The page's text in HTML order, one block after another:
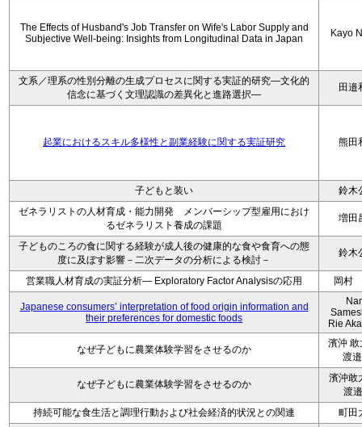
The Effects of Husband's Job Transfer on Wife's Labor Supply and
Subjective Well-being: Insights from Longitudinal Data in Japan
Kayo
文系／理系の性別分離の生成プロセスに関する実証的研究—文化的
信念に基づく文理認識の差異化と進路選択—
田邉
起業におけるスキル多様性と副業経験に関する実証研究 熊田
子どもと装い
鈴木
ゼネラリストの人材育成・能力開発 メンバーシップ型雇用におけ
るゼネラリスト養成の課題
増田
子どものころの食に関する経験が成人後の健康的な食や食育への態
度に及ぼす影響－二次データの分析による検討－
鈴木
営業職人材育成の実証分析― Exploratory Factor Analysisの応用 岡村
Japanese consumers’ interpretation of food origin information and
their preferences for domestic foods
Rie
なぜ子どもに農業体験学習をさせるのか
濱沖 敢
渡
なぜ子どもに農業体験学習をさせるのか
濱沖敢
渡
持続可能な食生活と調理行動および社会経済的状況との関連
町田